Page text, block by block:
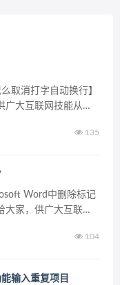
取消打字自动换行】
广大互联网技能从业
...
135
Word中删除标记
大家，供广大互联网
104
输入重复项目